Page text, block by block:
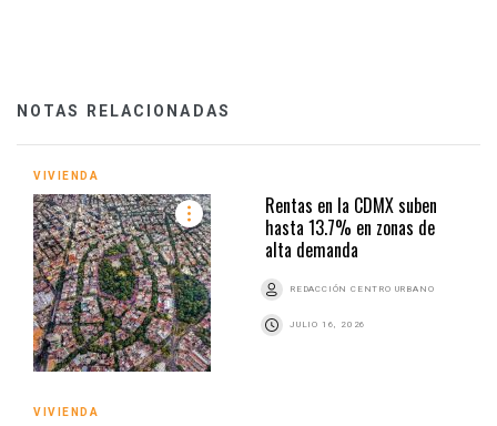
NOTAS RELACIONADAS
VIVIENDA
Rentas en la CDMX suben
hasta 13.7% en zonas de
alta demanda
REDACCIÓN CENTRO URBANO
JULIO 16, 2026
VIVIENDA